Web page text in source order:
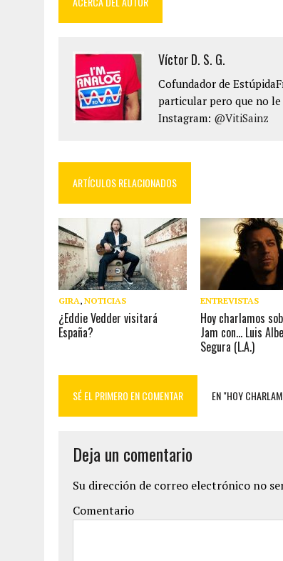
Víctor D. S. G.
Cofundador de
particular pero que no
Instagram: @VitiSainz
ARTÍCULOS RELACIONADOS
GIRA, NOTICIAS
¿Eddie Vedder visitará
España?
ENTREVISTAS
Hoy charlamos
Jam con… Luis
Segura (L.A.)
SÉ EL PRIMERO EN COMENTAR EN "HOY
Deja un comentario
Su dirección de correo electrónico no
Comentario